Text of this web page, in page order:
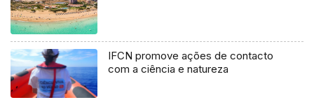
IFCN promove ações de contacto
com a ciência e natureza